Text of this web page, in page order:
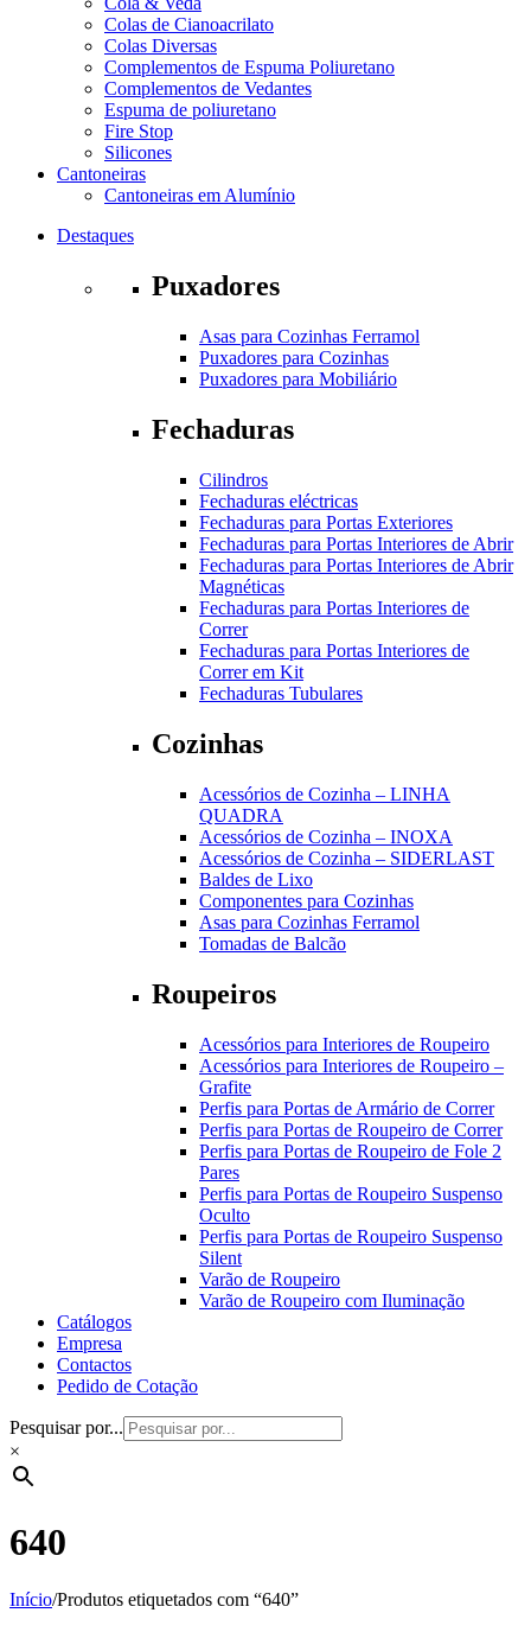
Colas de Cianoacrilato
Colas Diversas
Complementos de Espuma Poliuretano
Complementos de Vedantes
Espuma de poliuretano
Fire Stop
Silicones
Cantoneiras
Cantoneiras em Alumínio
Destaques
Puxadores
Asas para Cozinhas Ferramol
Puxadores para Cozinhas
Puxadores para Mobiliário
Fechaduras
Cilindros
Fechaduras eléctricas
Fechaduras para Portas Exteriores
Fechaduras para Portas Interiores de Abrir
Fechaduras para Portas Interiores de Abrir
Magnéticas
Fechaduras para Portas Interiores de
Correr
Fechaduras para Portas Interiores de
Correr em Kit
Fechaduras Tubulares
Cozinhas
Acessórios de Cozinha – LINHA
QUADRA
Acessórios de Cozinha – INOXA
Acessórios de Cozinha – SIDERLAST
Baldes de Lixo
Componentes para Cozinhas
Asas para Cozinhas Ferramol
Tomadas de Balcão
Roupeiros
Acessórios para Interiores de Roupeiro
Acessórios para Interiores de Roupeiro –
Grafite
Perfis para Portas de Armário de Correr
Perfis para Portas de Roupeiro de Correr
Perfis para Portas de Roupeiro de Fole 2
Pares
Perfis para Portas de Roupeiro Suspenso
Oculto
Perfis para Portas de Roupeiro Suspenso
Silent
Varão de Roupeiro
Varão de Roupeiro com Iluminação
Catálogos
Empresa
Contactos
Pedido de Cotação
Pesquisar por...
×
640
Início/Produtos etiquetados com “640”